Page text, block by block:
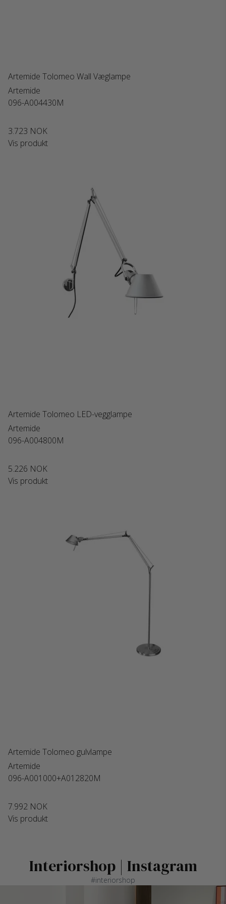
Artemide Tolomeo Wall Væglampe
Artemide
096-A004430M
3.723 NOK
Vis produkt
Artemide Tolomeo LED-vegglampe
Artemide
096-A004800M
5.226 NOK
Vis produkt
Artemide Tolomeo gulvlampe
Artemide
096-A001000+A012820M
7.992 NOK
Vis produkt
Interiorshop | Instagram
#interiorshop